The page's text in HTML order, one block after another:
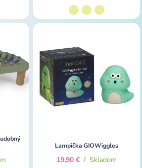
Lampička GIOWiggles
19,90 € / Skladom